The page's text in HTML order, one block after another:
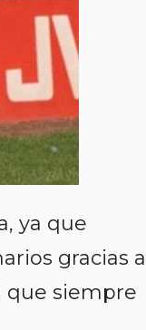
ya que
gracias a
que siempre